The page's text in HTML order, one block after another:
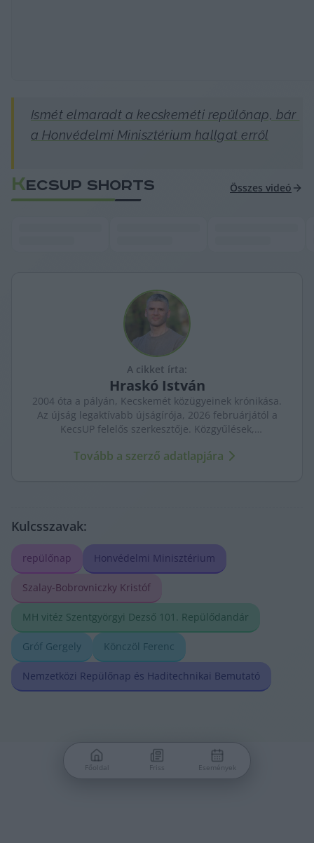
Ismét elmaradt a kecskeméti repülőnap, bár
a Honvédelmi Minisztérium hallgat erről
KECSUP SHORTS Összes videó
A cikket írta:
Hraskó István
2004 óta a pályán, Kecskemét közügyeinek krónikása.
Az újság legaktívabb újságírója, 2026 februárjától a
KecsUP felelős szerkesztője. Közgyűlések,
arca és a háttérben élők történetei egyszerre jelennek
Tovább a szerző adatlapjára
Kulcsszavak:
repülőnap Honvédelmi Minisztérium
Szalay-Bobrovniczky Kristóf
MH vitéz Szentgyörgyi Dezső 101. Repülődandár
Gróf Gergely Könczöl Ferenc
Nemzetközi Repülőnap és Haditechnikai Bemutató
Főoldal Friss Események